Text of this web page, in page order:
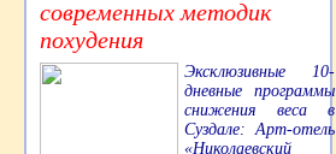
современных методик
похудения
Эксклюзивные 10-
дневные программы
снижения веса в
Суздале: Арт-отель
«Николаевский